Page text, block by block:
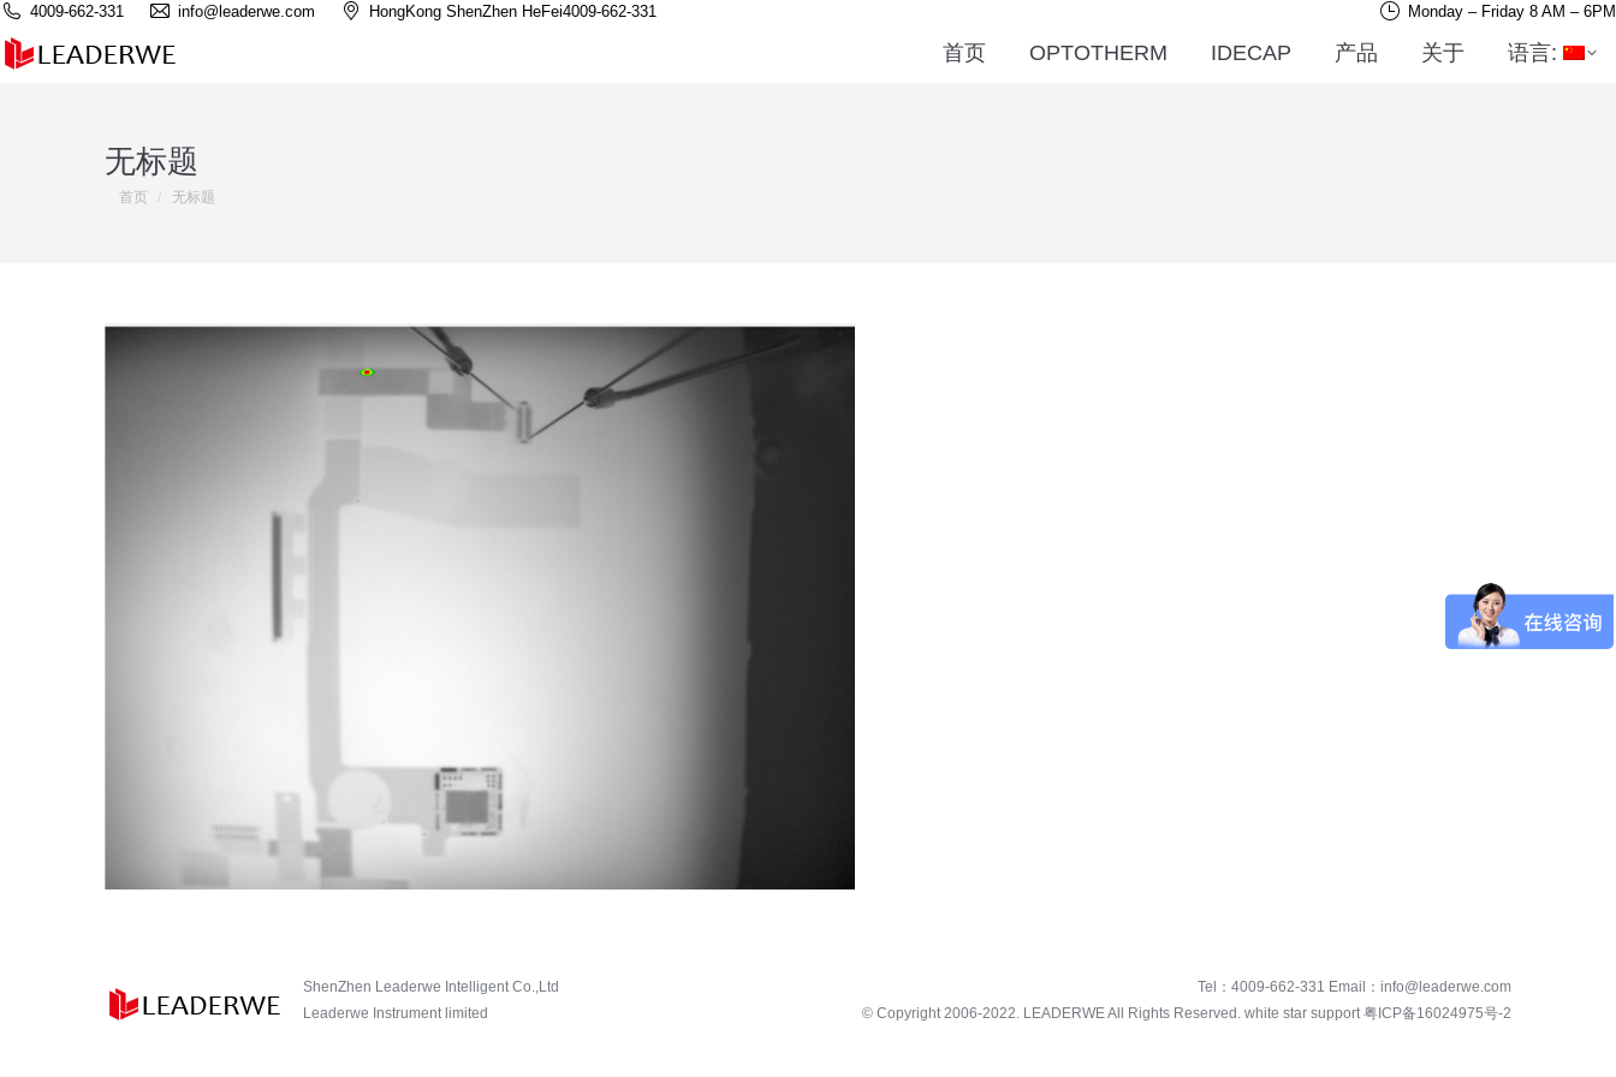
4009-662-331 info@leaderwe.com HongKong ShenZhen HeFei4009-662-331 Monday – Friday 8 AM – 6PM
首页 OPTOTHERM IDECAP 产品 关于 语言:
无标题
您在这里：
首页 无标题
ShenZhen Leaderwe Intelligent Co.,Ltd
Leaderwe Instrument limited
Tel： 4009-662-331 Email： info@leaderwe.com
© Copyright 2006-2022. LEADERWEAll Rights Reserved. white star support粤ICP备16024975号-2